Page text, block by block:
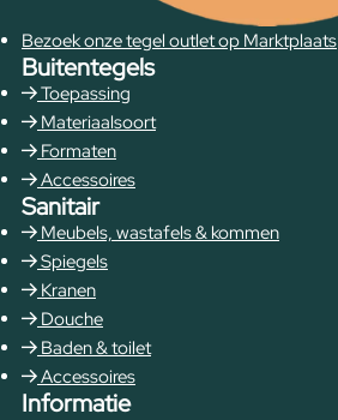
Bezoek onze tegel outlet op Marktplaats
Buitentegels
Toepassing
Materiaalsoort
Formaten
Accessoires
Sanitair
Meubels, wastafels & kommen
Spiegels
Kranen
Douche
Baden & toilet
Accessoires
Informatie